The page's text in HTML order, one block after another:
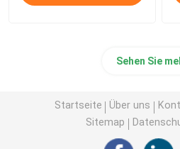
Sehen Sie
Startseite Über uns
Sitemap